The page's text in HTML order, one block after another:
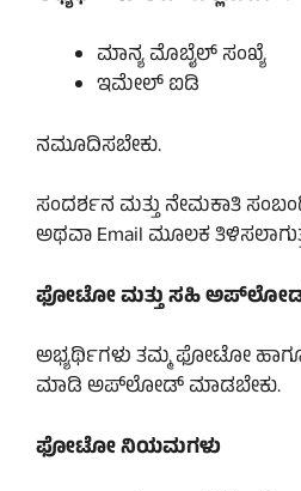
ಮಾನ್ಯ ಮೊಬೈಲ್ ಸಂಖ್ಯೆ
ಇಮೇಲ್ ಐಡಿ
ನಮೂದಿಸಬೇಕು.
ಸಂದರ್ಶನ ಮತ್ತು ನೇಮಕಾತಿ
ಅಥವಾ Email ಮೂಲಕ
ಫೋಟೋ ಮತ್ತು ಸಹಿ
ಅಭ್ಯರ್ಥಿಗಳು ತಮ್ಮ ಫೋಟೋ
ಮಾಡಿ ಅಪ್‌ಲೋಡ್ ಮಾಡಬೇಕು.
ಫೋಟೋ ನಿಯಮಗಳು